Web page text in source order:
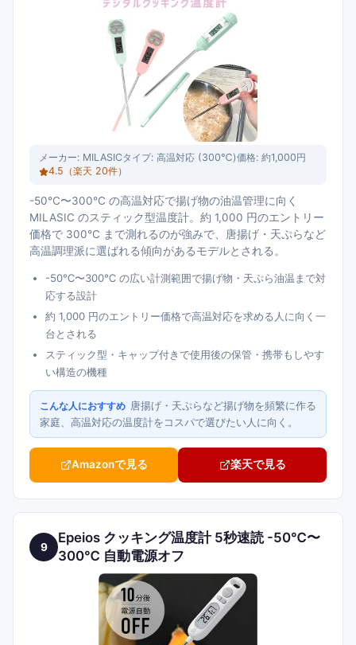
メーカー: MILASICタイプ: 高温対応 (300℃)価格: 約1,000円
4.5 （楽天 20件）
-50℃〜300℃ の高温対応で揚げ物の油温管理に向く
MILASIC のスティック型温度計。約 1,000 円のエントリー
価格で 300℃ まで測れるのが強みで、唐揚げ・天ぷらなど
高温調理派に選ばれる傾向があるモデルとされる。
-50℃〜300℃ の広い計測範囲で揚げ物・天ぷら油温まで対
応する設計
約 1,000 円のエントリー価格で高温対応を求める人に向く一
台とされる
スティック型・キャップ付きで使用後の保管・携帯もしやす
い構造の機種
こんな人におすすめ 唐揚げ・天ぷらなど揚げ物を頻繁に作る
家庭、高温対応の温度計をコスパで選びたい人に向く。
Amazonで見る 楽天で見る
9
Epeios クッキング温度計 5秒速読 -50℃〜
300℃ 自動電源オフ